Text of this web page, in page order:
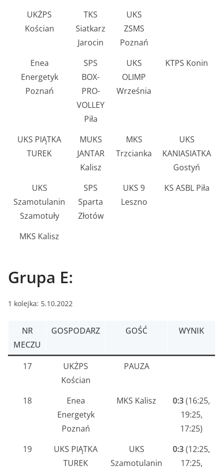
UKŻPS
Kościan
TKS
Siatkarz
Jarocin
UKS
ZSMS
Poznań
Enea
Energetyk
Poznań
SPS
BOX-
PRO-
VOLLEY
Piła
UKS
OLIMP
Września
KTPS Konin
UKS PIĄTKA
TUREK
MUKS
JANTAR
Kalisz
MKS
Trzcianka
UKS
KANIASIATKA
Gostyń
UKS
Szamotulanin
Szamotuły
SPS
Sparta
Złotów
UKS 9
Leszno
KS ASBL Piła
MKS Kalisz
Grupa E:
1 kolejka: 5.10.2022
NR
MECZU
GOSPODARZ GOŚĆ WYNIK
17
UKŻPS
Kościan
PAUZA
18
Enea
Energetyk
Poznań
MKS Kalisz 0:3(16:25,
19:25,
17:25)
19
UKS PIĄTKA
TUREK
UKS
Szamotulanin
0:3(12:25,
17:25,